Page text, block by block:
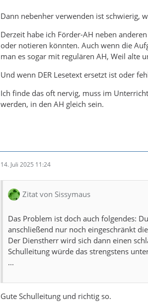
Dann nebenher verwenden ist schwierig,
Derzeit habe ich Förder-AH neben
oder notieren könnten. Auch wenn die
man es sogar mit regulären AH, Weil alte
Und wenn DER Lesetext ersetzt ist oder
Ich finde das oft nervig, muss im
werden, in den AH gleich sein.
14. Juli 2025 11:24
Zitat von Sissymaus
Das Problem ist doch auch folgendes:
anschließend nur noch eingeschränkt
Der Dienstherr wird sich dann einen
Schulleitung würde das strengstens
...
Gute Schulleitung und richtig so.